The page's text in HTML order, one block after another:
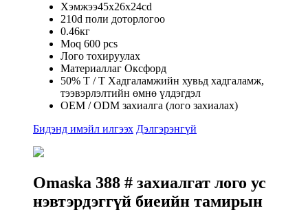
Хэмжээ45x26x24cd
210d поли доторлогоо
0.46кг
Moq 600 pcs
Лого тохируулах
Материаллаг Оксфорд
50% T / T Хадгаламжийн хувьд хадгаламж,
тээвэрлэлтийн өмнө үлдэгдэл
OEM / ODM захиалга (лого захиалах)
Бидэнд имэйл илгээх Дэлгэрэнгүй
Omaska ​​388 # захиалгат лого ус
нэвтэрдэггүй биеийн тамирын